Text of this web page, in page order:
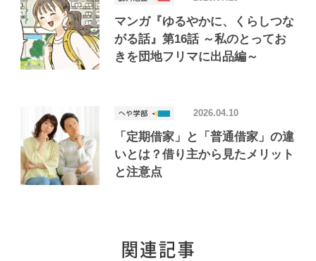
マンガ『ゆるやかに、くらしつな
がる話』第16話 ～私のとってお
きを団地フリマに出品編～
「定期借家」と「普通借家」の違
いとは？借り主から見たメリット
と注意点
2026.04.10